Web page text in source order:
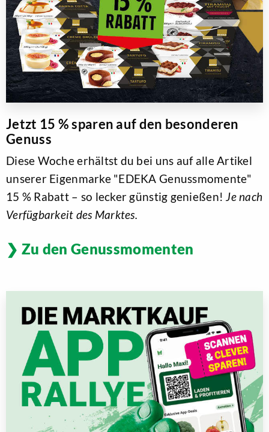
Jetzt 15 % sparen auf den besonderen
Genuss
Diese Woche erhältst du bei uns auf alle Artikel
unserer Eigenmarke "EDEKA Genussmomente"
15 % Rabatt – so lecker günstig genießen!Je nach
Verfügbarkeit des Marktes.
Zu den Genussmomenten